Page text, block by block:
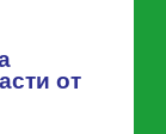
от